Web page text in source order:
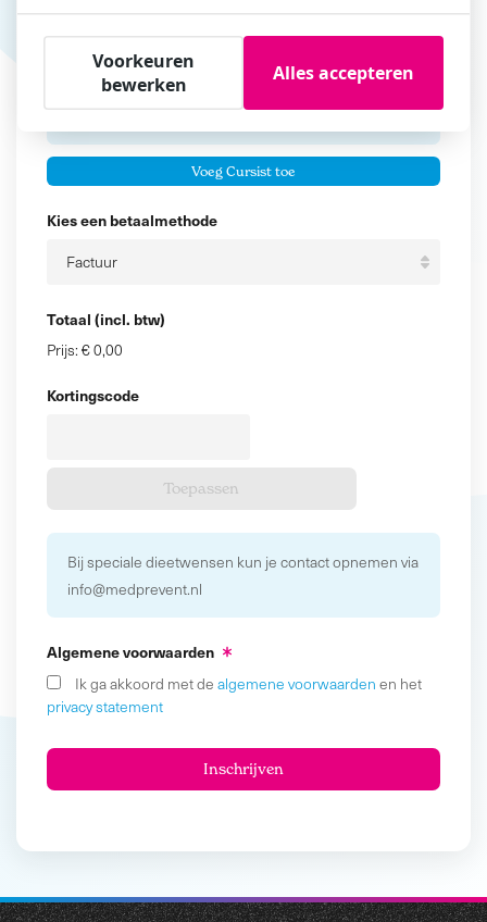
Cursisten
Voeg cursisten toe
Tussenvoegsel
Voeg Cursist toe
Kies een betaalmethode
Totaal (incl. btw)
Prijs: € 0,00
Kortingscode
Bij speciale dieetwensen kun je contact opnemen via
info@medprevent.nl
Algemene voorwaarden
Ik ga akkoord met de algemene voorwaarden en het
privacy statement
Voorkeuren
bewerken
Alles accepteren